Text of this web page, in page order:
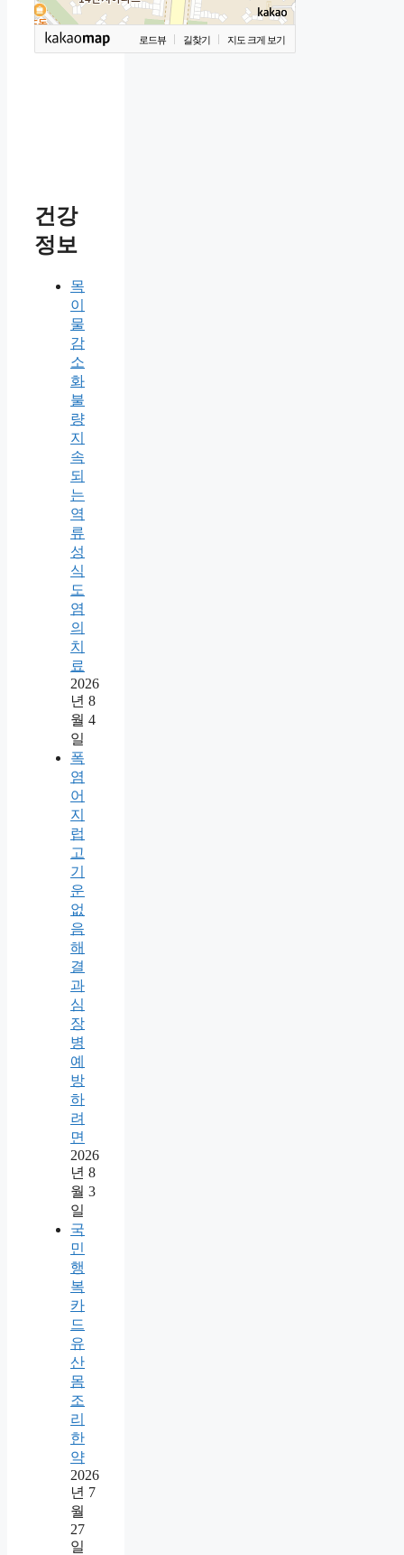
로드뷰 길찾기 지도 크게 보기
건강
정보
목
이
물
감
소
화
불
량
지
속
되
는
역
류
성
식
도
염
의
치
료
2026
년 8
월 4
일
폭
염
어
지
럽
고
기
운
없
음
해
결
과
심
장
병
예
방
하
려
면
2026
년 8
월 3
일
국
민
행
복
카
드
유
산
몸
조
리
한
약
2026
년 7
월
27
일